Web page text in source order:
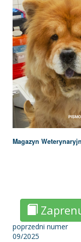
Magazyn
poprzedni numer
09/2025